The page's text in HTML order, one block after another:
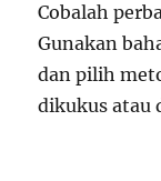
Cobalah
Gunakan
dan pilih
dikukus atau